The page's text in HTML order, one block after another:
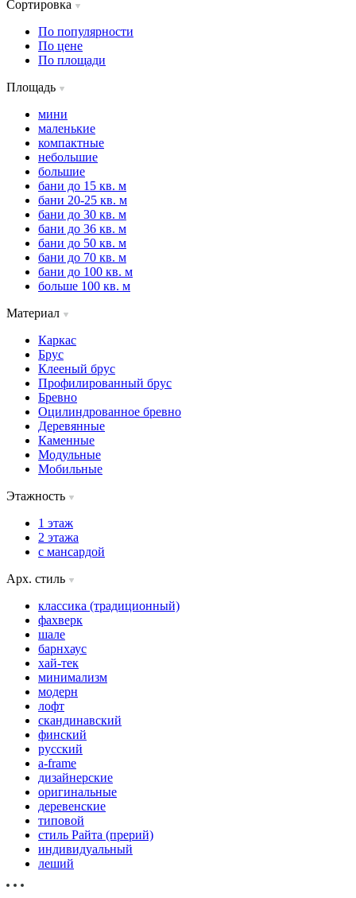
Сортировка
По популярности
По цене
По площади
Площадь
мини
маленькие
компактные
небольшие
большие
бани до 15 кв. м
бани 20-25 кв. м
бани до 30 кв. м
бани до 36 кв. м
бани до 50 кв. м
бани до 70 кв. м
бани до 100 кв. м
больше 100 кв. м
Материал
Каркас
Брус
Клееный брус
Профилированный брус
Бревно
Оцилиндрованное бревно
Деревянные
Каменные
Модульные
Мобильные
Этажность
1 этаж
2 этажа
с мансардой
Арх. стиль
классика (традиционный)
фахверк
шале
барнхаус
хай-тек
минимализм
модерн
лофт
скандинавский
финский
русский
a-frame
дизайнерские
оригинальные
деревенские
типовой
стиль Райта (прерий)
индивидуальный
леший